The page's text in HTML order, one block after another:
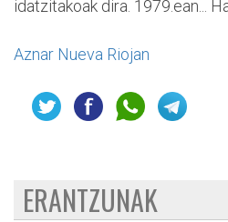
idatzitakoak dira. 1979.ean...
Aznar Nueva Riojan
ERANTZUNAK